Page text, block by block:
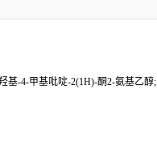
基-4-甲基吡啶-2(1H)-酮2-氨基乙醇;